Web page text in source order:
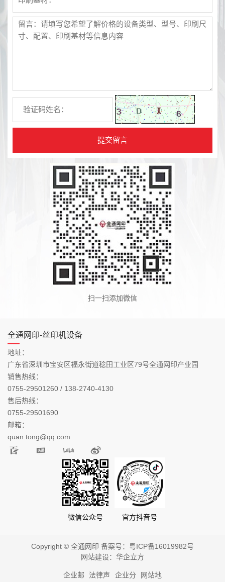
扫一扫添加微信
全通网印-丝印机设备
地址：
广东省深圳市宝安区福永街道稔田工业区79号全通网印产业园
销售热线：
0755-29501260 / 138-2740-4130
售后热线：
0755-29501690
邮箱：
quan.tong@qq.com
微信公众号 官方抖音号
Copyright © 全通网印 备案号： 粤ICP备16019982号
网站建设： 华企立方
企业邮
法律声
企业分
网站地